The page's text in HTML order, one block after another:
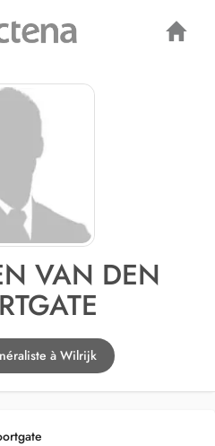
VAN DEN
à Wilrijk